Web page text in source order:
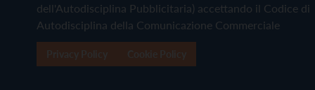
dell'Autodisciplina Pubblicitaria) accettando il Codice di
Autodisciplina della Comunicazione Commerciale